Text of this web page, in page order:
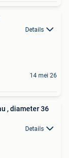
Details
14 mei 26
Details